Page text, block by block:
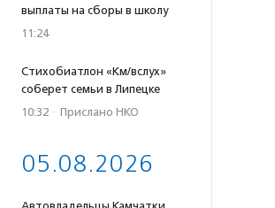
выплаты на сборы в школу
11:24
Стихобиатлон «Км/вслух»
соберет семьи в Липецке
10:32 · Прислано НКО
05.08.2026